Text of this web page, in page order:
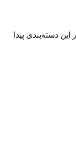
دسته‌بندی پیدا